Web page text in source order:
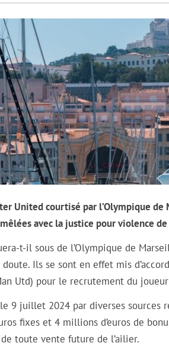
United courtisé par l’Olympique
avec la justice pour violence
t-il sous de l’Olympique de
Ils se sont en effet mis
Utd) pour le recrutement du
le 9 juillet 2024 par diverses sources
fixes et 4 millions d’euros de
toute vente future de l’ailier.